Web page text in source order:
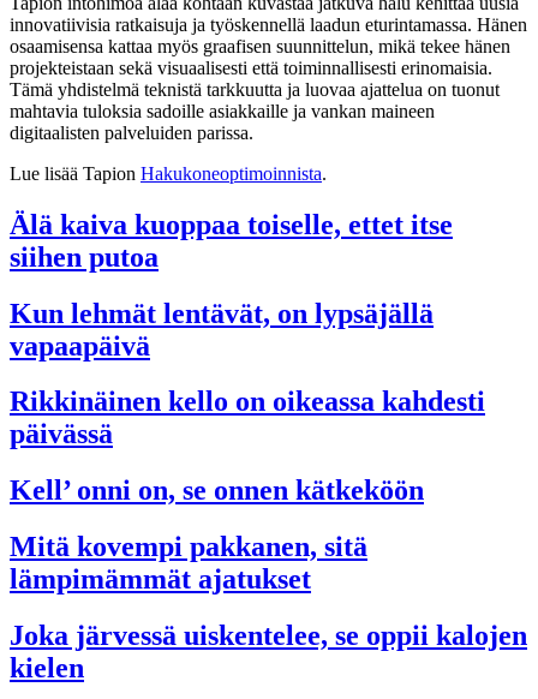
innovatiivisia ratkaisuja ja työskennellä laadun eturintamassa. Hänen
osaamisensa kattaa myös graafisen suunnittelun, mikä tekee hänen
projekteistaan sekä visuaalisesti että toiminnallisesti erinomaisia.
Tämä yhdistelmä teknistä tarkkuutta ja luovaa ajattelua on tuonut
mahtavia tuloksia sadoille asiakkaille ja vankan maineen
digitaalisten palveluiden parissa.
Lue lisää Tapion Hakukoneoptimoinnista.
Älä kaiva kuoppaa toiselle, ettet itse
siihen putoa
Kun lehmät lentävät, on lypsäjällä
vapaapäivä
Rikkinäinen kello on oikeassa kahdesti
päivässä
Kell’ onni on, se onnen kätkeköön
Mitä kovempi pakkanen, sitä
lämpimämmät ajatukset
Joka järvessä uiskentelee, se oppii kalojen
kielen